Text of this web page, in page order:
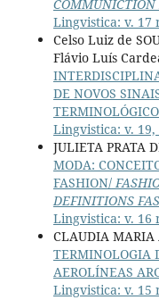
Lingvistica: v. 17
Celso Luiz de
Flávio Luís
DE NOVOS
Lingvistica: v. 19,
JULIETA PRATA
MODA:
FASHION/
DEFINITIONS
Lingvistica: v. 16
CLAUDIA MARIA
TERMINOLOGIA
AEROLÍNEAS
Lingvistica: v. 15